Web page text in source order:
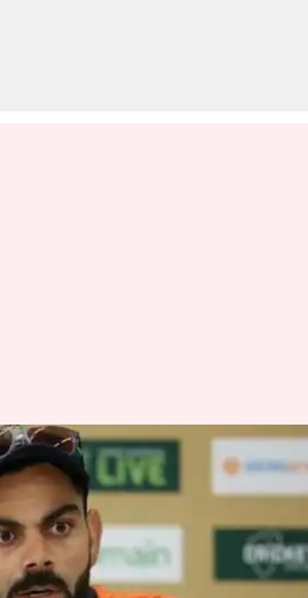
विराट कोहली ने
की जगह कार्तिक को
07:15 pm